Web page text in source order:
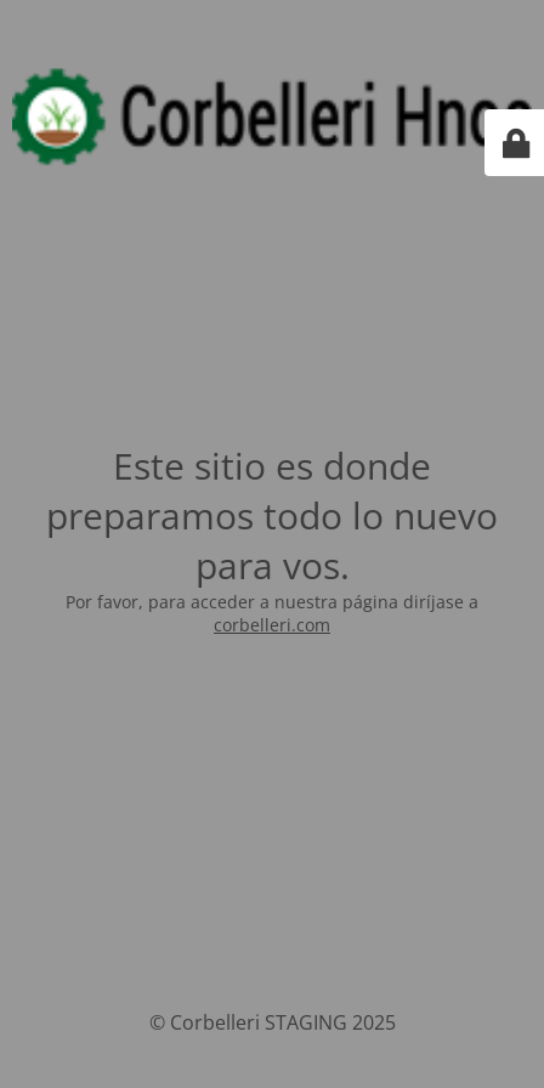
Este sitio es donde
preparamos todo lo nuevo
para vos.
Por favor, para acceder a nuestra página diríjase a
corbelleri.com
© Corbelleri STAGING 2025